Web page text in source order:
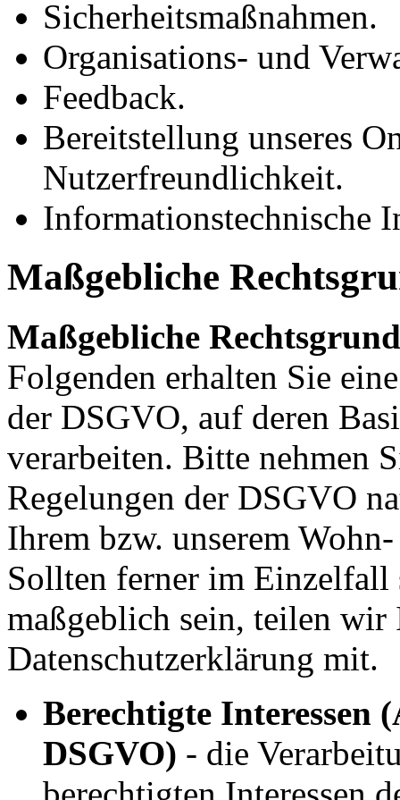
Sicherheitsmaßnahmen.
Organisations- und
Feedback.
Bereitstellung unseres
Nutzerfreundlichkeit.
Informationstechnische
Maßgebliche
Maßgebliche
Folgenden erhalten Sie
der DSGVO, auf deren
verarbeiten. Bitte nehmen
Regelungen der DSGVO
Ihrem bzw. unserem
Sollten ferner im Einzelfall
maßgeblich sein, teilen wir
Datenschutzerklärung mit.
Berechtigte Interessen
DSGVO) - die